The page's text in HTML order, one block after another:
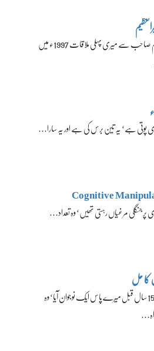
امیرالعظیم صاحب سے میری پہلی ملاقات 1997ء میں
پوتی ہے‘ یہ تین برس کی ہے اور یہ سارا…
Cognitive
پر جنگلی مرغیاں رہتی تھیں‘ وہ تعداد…
کا حل
آج سے 15 سال قبل میرے پاس ایک نوجوان آیا‘ وہ